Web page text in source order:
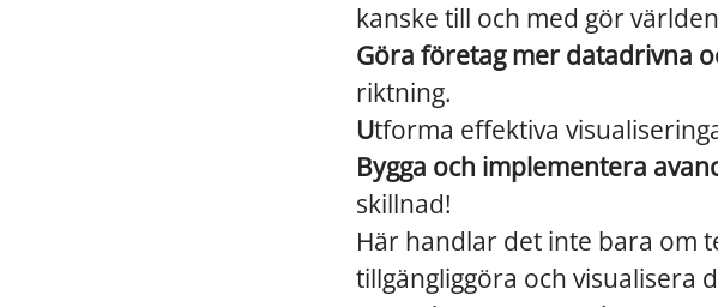
kanske till och med gör
Göra företag mer datadrivna
riktning.
Utforma effektiva
Bygga och implementera
skillnad!
Här handlar det inte bara om
tillgängliggöra och visualisera